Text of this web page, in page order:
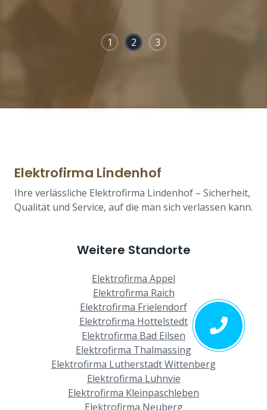
1 2 3
Elektrofirma Lindenhof
Ihre verlässliche Elektrofirma Lindenhof – Sicherheit,
Qualität und Service, auf die man sich verlassen kann.
Weitere Standorte
Elektrofirma Appel
Elektrofirma Raich
Elektrofirma Frielendorf
Elektrofirma Hottelstedt
Elektrofirma Bad Eilsen
Elektrofirma Thalmassing
Elektrofirma Lutherstadt Wittenberg
Elektrofirma Luhnvie
Elektrofirma Kleinpaschleben
Elektrofirma Neuberg